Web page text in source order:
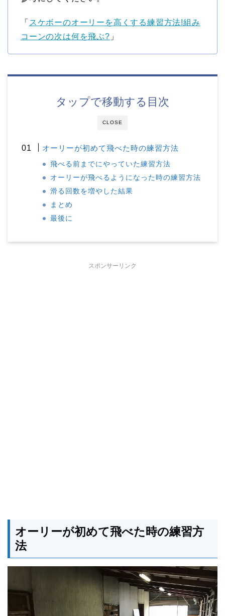
「 スケボーのオーリーを高くする練習方法!組み
コーンの次は何を飛ぶ? 」
CLOSE
タップで移動する目次
オーリーが初めて飛べた時の練習方法
飛べる前までにやっていた練習方法
オーリーが飛べるようになった時の練習方法
滑る回数を増やした結果
まとめ
最後に
スポンサーリンク
オーリーが初めて飛べた時の練習方
法